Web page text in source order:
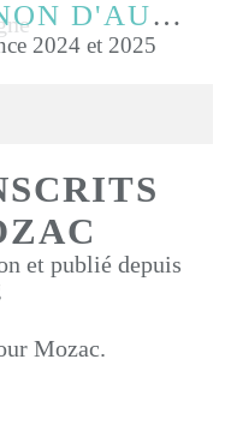
BMX CLUB COURNON D'AUVERGNE
2024 et 2025
et publié depuis
Mozac.